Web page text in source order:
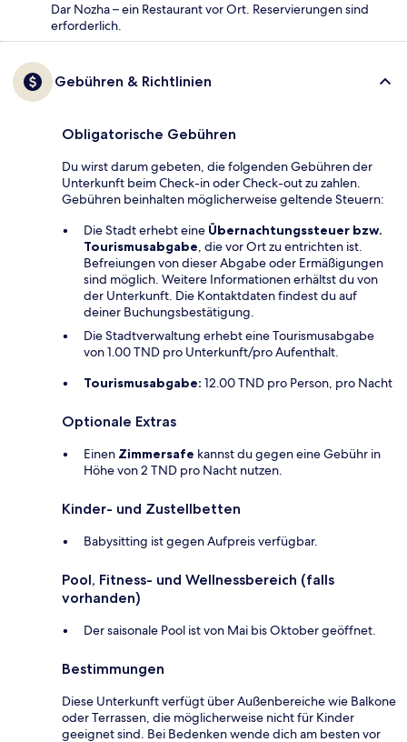
Dar Nozha – ein Restaurant vor Ort. Reservierungen sind
erforderlich.
Gebühren & Richtlinien
Obligatorische Gebühren
Du wirst darum gebeten, die folgenden Gebühren der
Unterkunft beim Check-in oder Check-out zu zahlen.
Gebühren beinhalten möglicherweise geltende Steuern:
Die Stadt erhebt eine Übernachtungssteuer bzw.
Tourismusabgabe, die vor Ort zu entrichten ist.
Befreiungen von dieser Abgabe oder Ermäßigungen
sind möglich. Weitere Informationen erhältst du von
der Unterkunft. Die Kontaktdaten findest du auf
deiner Buchungsbestätigung.
Die Stadtverwaltung erhebt eine Tourismusabgabe
von 1.00 TND pro Unterkunft/pro Aufenthalt.
Tourismusabgabe: 12.00 TND pro Person, pro Nacht
Optionale Extras
Einen Zimmersafe kannst du gegen eine Gebühr in
Höhe von 2 TND pro Nacht nutzen.
Kinder- und Zustellbetten
Babysitting ist gegen Aufpreis verfügbar.
Pool, Fitness- und Wellnessbereich (falls
vorhanden)
Der saisonale Pool ist von Mai bis Oktober geöffnet.
Bestimmungen
Diese Unterkunft verfügt über Außenbereiche wie Balkone
oder Terrassen, die möglicherweise nicht für Kinder
geeignet sind. Bei Bedenken wende dich am besten vor